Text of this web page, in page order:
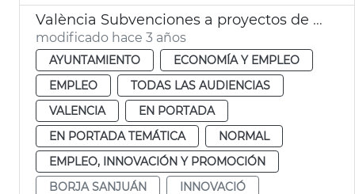
València Subvenciones a proyectos de innovación e investigación
modificado hace 3 años
AYUNTAMIENTO
ECONOMÍA Y EMPLEO
EMPLEO
TODAS LAS AUDIENCIAS
VALENCIA
EN PORTADA
EN PORTADA TEMÁTICA
NORMAL
EMPLEO, INNOVACIÓN Y PROMOCIÓN
BORJA SANJUÁN
INNOVACIÓ